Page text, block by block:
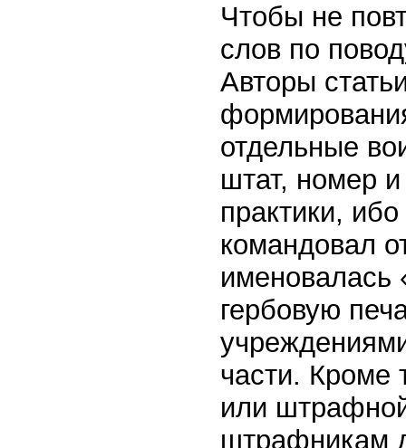
Чтобы не
слов по
Авторы
отдельные
штат, номер
практики,
командовал
именовалась
гербовую
части. Кроме
или
штрафникам